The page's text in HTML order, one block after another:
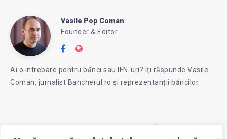
Vasile
Pop
Vasile Pop Coman
Founder & Editor
Follow
on
Website:
Ai o intrebare pentru bănci sau IFN-uri? Iți răspunde Vasile
Coman, jurnalist Bancherul.ro și reprezentanții băncilor.